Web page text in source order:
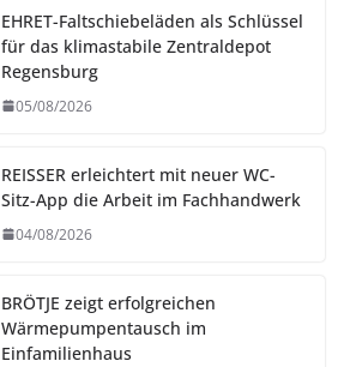
EHRET-Faltschiebeläden als Schlüssel
für das klimastabile Zentraldepot
Regensburg
05/08/2026
REISSER erleichtert mit neuer WC-
Sitz-App die Arbeit im Fachhandwerk
04/08/2026
BRÖTJE zeigt erfolgreichen
Wärmepumpentausch im
Einfamilienhaus